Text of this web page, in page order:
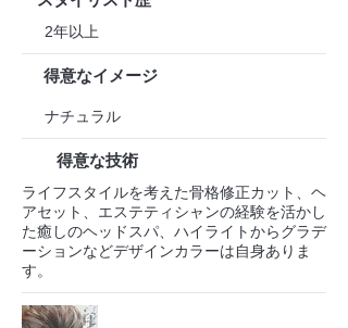
2年以上
得意なイメージ
ナチュラル
得意な技術
ライフスタイルを考えた骨格修正カット、ヘ
アセット、エステティシャンの経験を活かし
た癒しのヘッドスパ、ハイライトからグラデ
ーションなどデザインカラーは自身ありま
す。